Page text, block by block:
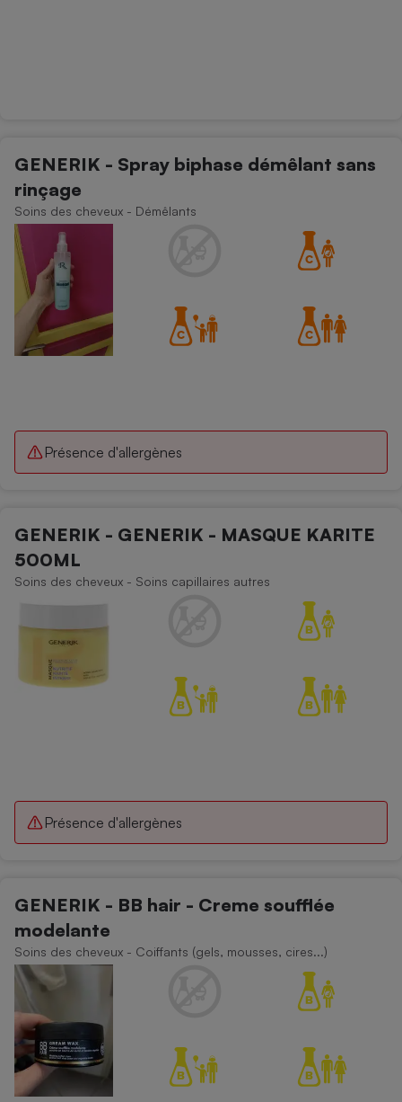
GENERIK - Spray biphase démêlant sans
rinçage
Soins des cheveux - Démêlants
Présence d'allergènes
GENERIK - GENERIK - MASQUE KARITE
500ML
Soins des cheveux - Soins capillaires autres
Présence d'allergènes
GENERIK - BB hair - Creme soufflée
modelante
Soins des cheveux - Coiffants (gels, mousses, cires...)